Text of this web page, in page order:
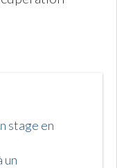
stage en
un